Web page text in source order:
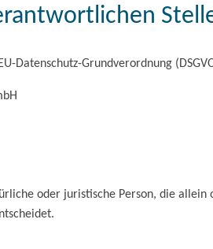
Datenschutz-Grundverordnung
oder juristische Person, die